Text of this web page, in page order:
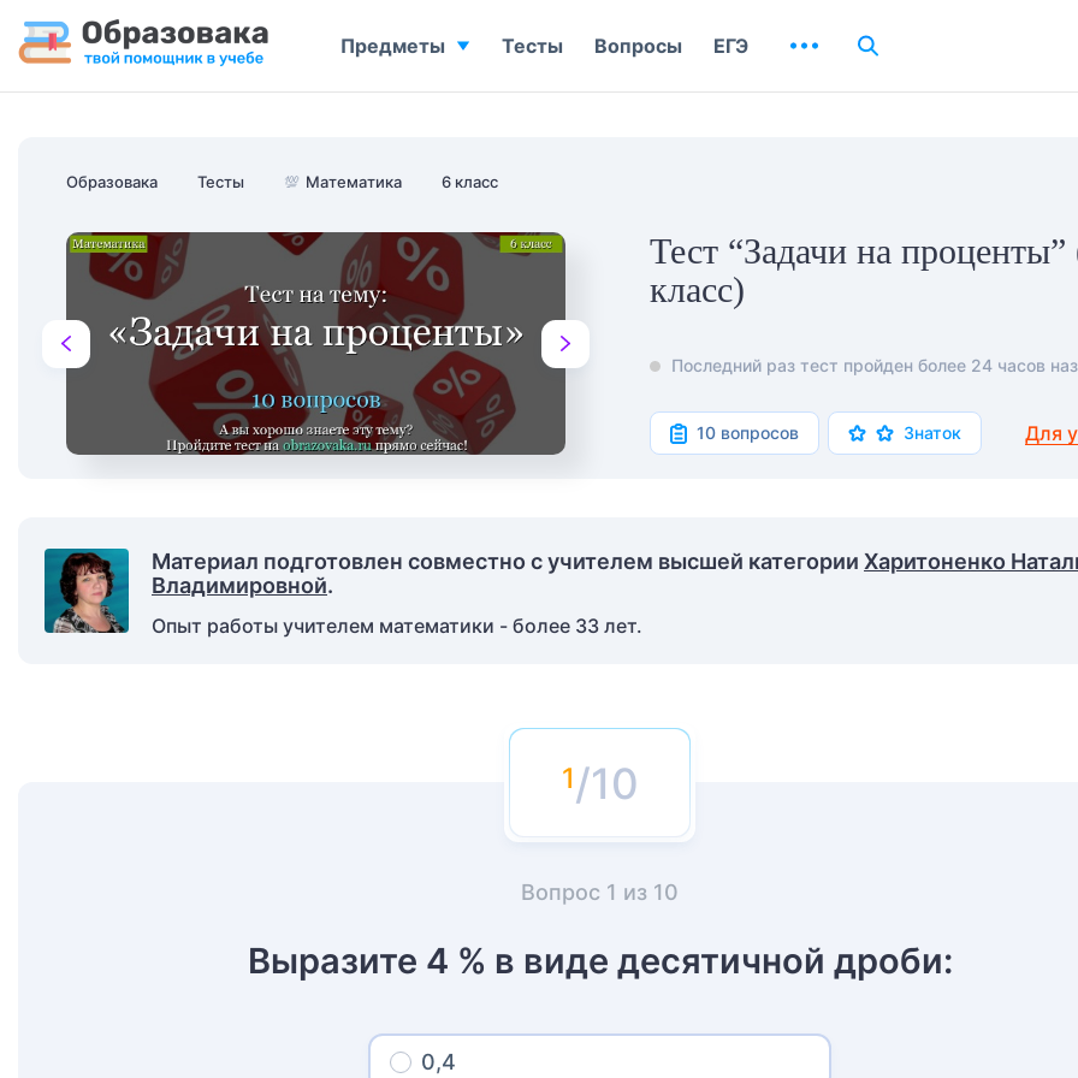
Образовака Тесты 💯 Математика 6 класс
Тест “Задачи на проценты”
класс)
Последний раз тест пройден более 24 часов
10 вопросов Знаток Для
Материал подготовлен совместно с учителем высшей категории Харитоненко
Владимировной.
Опыт работы учителем математики - более 33 лет.
/10
Вопрос 1 из 10
Выразите 4 % в виде десятичной дроби:
0,4
Предметы Тесты Вопросы ЕГЭ